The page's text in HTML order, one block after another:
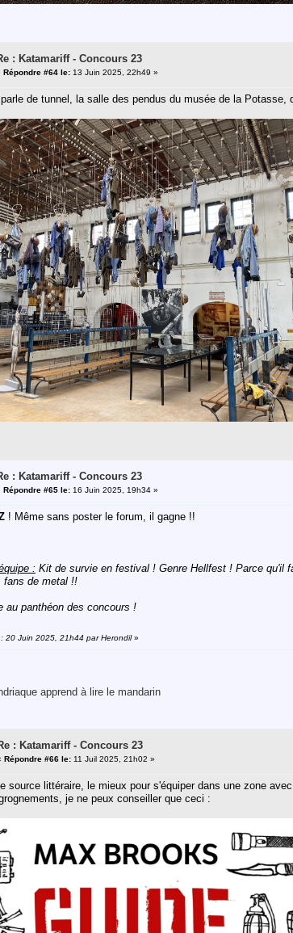
: Katamariff - Concours 23
Répondre #64 le: 13 Juin 2025, 22h49 »
de tunnel, la salle des pendus du musée de la Potasse,
: Katamariff - Concours 23
Répondre #65 le: 16 Juin 2025, 19h34 »
! Même sans poster le forum, il gagne !!
: Kit de survie en festival ! Genre Hellfest ! Parce qu'il
fans de metal !!
au panthéon des concours !
20 Juin 2025, 21h44 par Herondil»
apprend à lire le mandarin
: Katamariff - Concours 23
Répondre #66 le: 11 Juil 2025, 21h02 »
source littéraire, le mieux pour s'équiper dans une zone
je ne peux conseiller que ceci :